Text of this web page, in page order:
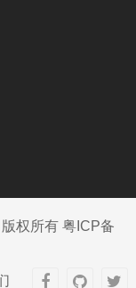
权所有 粤ICP备